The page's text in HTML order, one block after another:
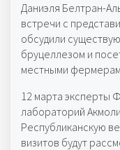
Даниэля Белтран-
встречи с
обсудили
бруцеллезом и
местными
12 марта эксперты
лабораторий
Республиканскую
визитов будут